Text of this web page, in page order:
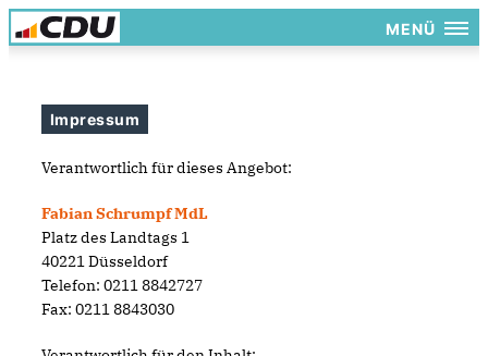
MENÜ
Impressum
Verantwortlich für dieses Angebot:
Fabian Schrumpf MdL
Platz des Landtags 1
40221 Düsseldorf
Telefon: 0211 8842727
Fax: 0211 8843030